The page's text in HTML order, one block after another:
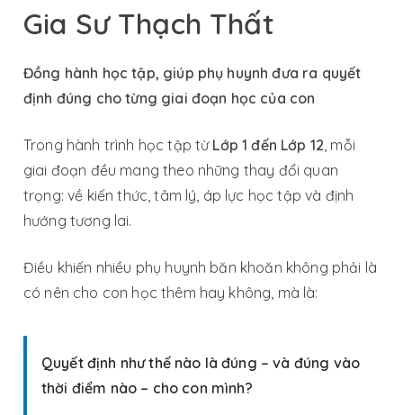
Gia Sư Thạch Thất
Đồng hành học tập, giúp phụ huynh đưa ra quyết
định đúng cho từng giai đoạn học của con
Trong hành trình học tập từ Lớp 1 đến Lớp 12, mỗi
giai đoạn đều mang theo những thay đổi quan
trọng: về kiến thức, tâm lý, áp lực học tập và định
hướng tương lai.
Điều khiến nhiều phụ huynh băn khoăn không phải là
có nên cho con học thêm hay không, mà là:
Quyết định như thế nào là đúng – và đúng vào
thời điểm nào – cho con mình?